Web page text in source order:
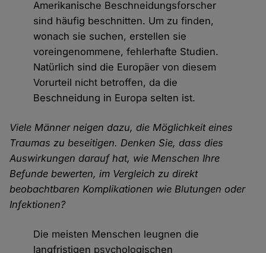
Amerikanische Beschneidungsforscher
sind häufig beschnitten. Um zu finden,
wonach sie suchen, erstellen sie
voreingenommene, fehlerhafte Studien.
Natürlich sind die Europäer von diesem
Vorurteil nicht betroffen, da die
Beschneidung in Europa selten ist.
Viele Männer neigen dazu, die Möglichkeit eines
Traumas zu beseitigen. Denken Sie, dass dies
Auswirkungen darauf hat, wie Menschen Ihre
Befunde bewerten, im Vergleich zu direkt
beobachtbaren Komplikationen wie Blutungen oder
Infektionen?
Die meisten Menschen leugnen die
langfristigen psychologischen